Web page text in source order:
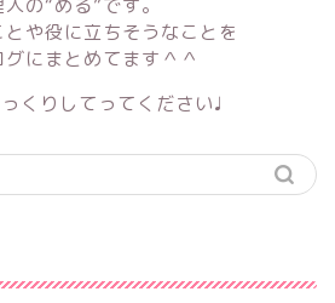
の“める”です。
や役に立ちそうなことを
グにまとめてます＾＾
くりしてってください♩